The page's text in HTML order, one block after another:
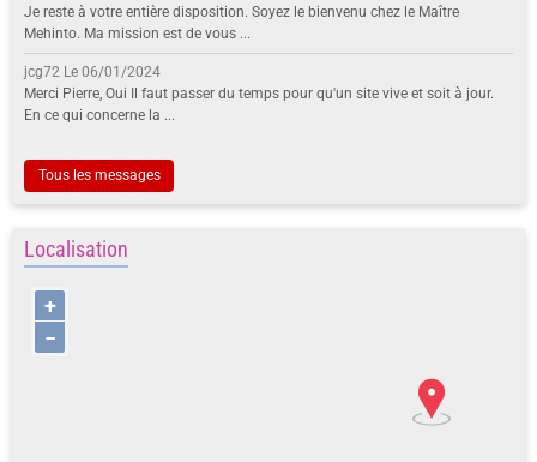
Je reste à votre entière disposition. Soyez le bienvenu chez le Maître
Mehinto. Ma mission est de vous ...
jcg72 Le 06/01/2024
Merci Pierre, Oui Il faut passer du temps pour qu'un site vive et soit à jour.
En ce qui concerne la ...
Tous les messages
Localisation
+
−